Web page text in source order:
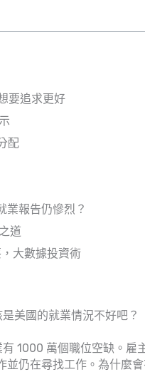
要追求更好
配
業報告仍慘烈？
道
大數據投資術
美國的就業情況不好吧？
1000 萬個職位空缺。雇
仍在尋找工作。為什麼